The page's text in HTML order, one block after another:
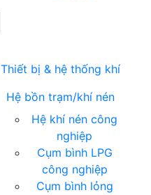
Thiết bị & hệ thống khí
Hệ bồn trạm/khí nén
Hệ khí nén công
nghiệp
Cụm bình LPG
công nghiệp
Cụm bình lỏng